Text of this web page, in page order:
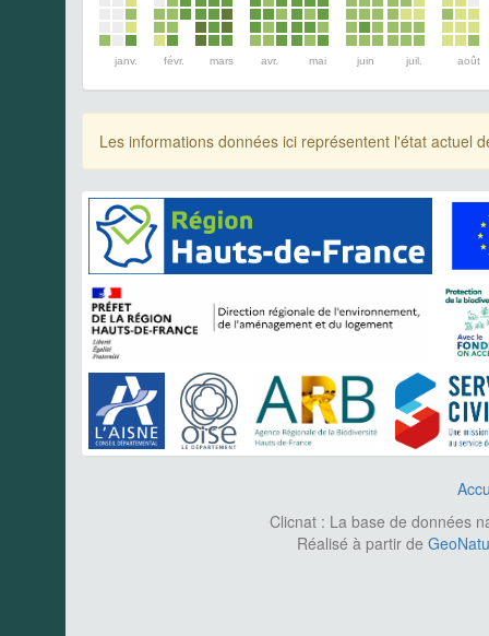
janv. févr. mars avr. mai juin juil. août
Les informations données ici représentent l'état actuel
Clicnat : La base de données
Réalisé à partir de